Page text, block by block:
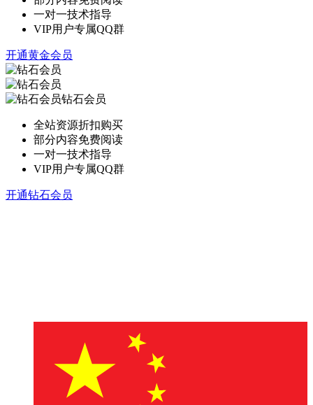
一对一技术指导
VIP用户专属QQ群
开通黄金会员
钻石会员
全站资源折扣购买
部分内容免费阅读
一对一技术指导
VIP用户专属QQ群
开通钻石会员